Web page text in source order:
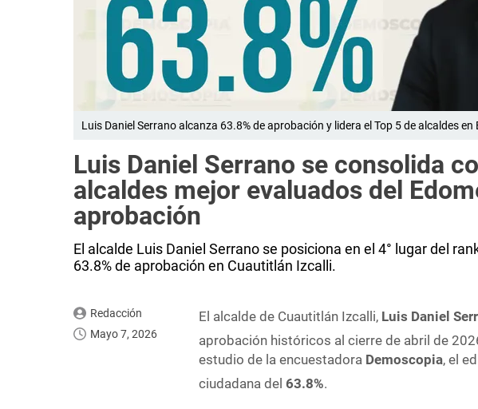
Luis Daniel Serrano alcanza 63.8% de aprobación y lidera el Top 5 de alcaldes en
Luis Daniel Serrano se consolida
alcaldes mejor evaluados del
aprobación
El alcalde Luis Daniel Serrano se posiciona en el 4° lugar del
63.8% de aprobación en Cuautitlán Izcalli.
Redacción
Mayo 7, 2026
El alcalde de Cuautitlán Izcalli, Luis Daniel
aprobación históricos al cierre de abril de
estudio de la encuestadora Demoscopia, el
ciudadana del63.8%.